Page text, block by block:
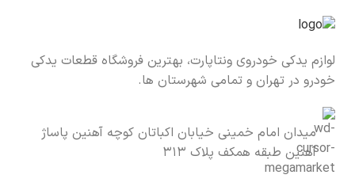
لوازم یدکی خودروی ونتاپارت، بهترین فروشگاه قطعات یدکی
خودرو در تهران و تمامی شهرستان ها.
میدان امام خمینی خیابان اکباتان کوچه آهنین پاساژ
آهنین طبقه همکف پلاک ۳۱۳